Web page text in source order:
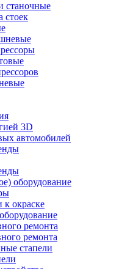
станочные
стоек
3D
автомобилей
оборудование
к окраске
ремонта
ремонта
стапели